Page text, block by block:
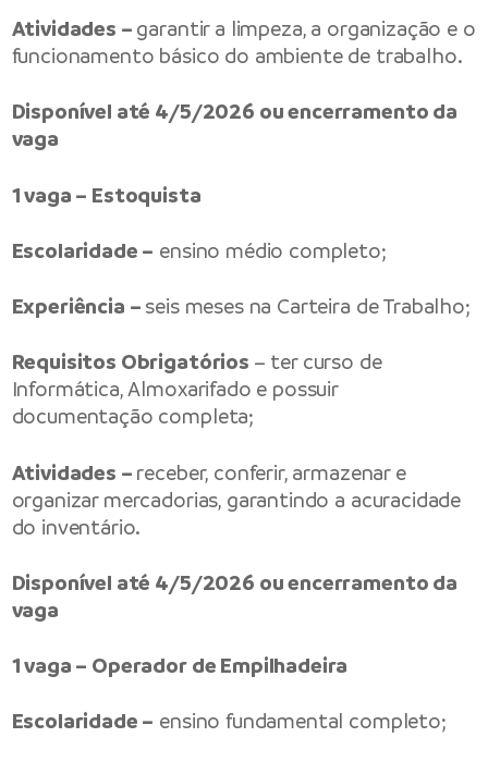
Atividades – garantir a limpeza, a organização e o
funcionamento básico do ambiente de trabalho.
Disponível até 4/5/2026 ou encerramento da
vaga
1 vaga – Estoquista
Escolaridade – ensino médio completo;
Experiência – seis meses na Carteira de Trabalho;
Requisitos Obrigatórios – ter curso de
Informática, Almoxarifado e possuir
documentação completa;
Atividades – receber, conferir, armazenar e
organizar mercadorias, garantindo a acuracidade
do inventário.
Disponível até 4/5/2026 ou encerramento da
vaga
1 vaga – Operador de Empilhadeira
Escolaridade – ensino fundamental completo;